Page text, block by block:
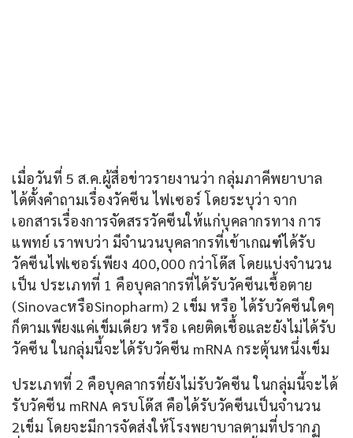
เมื่อวันที่ 5 ส.ค.ผู้สื่อข่าวรายงานว่า กลุ่มภาคีพยาบาล
ได้ตั้งคำถามเรื่องวัคซีน ไฟเซอร์ โดยระบุว่า จาก
เอกสารเรื่องการจัดสรรวัคซีนให้แก่บุคลากรทาง การ
แพทย์ เราพบว่า มีจำนวนบุคลากรที่เข้าเกณฑ์ได้รับ
วัคซีนไฟเซอร์เพียง 400,000 กว่าโด๊ส โดยแบ่งจำนวน
เป็น ประเภทที่ 1 คือบุคลากรที่ได้รับวัคซีนเชื้อตาย
(SinovacหรือSinopharm) 2 เข็ม หรือ ได้รับวัคซีนใดๆ
ก็ตามเพียงแค่เข็มเดียว หรือ เคยติดเชื้อและยังไม่ได้รับ
วัคซีน ในกลุ่มนี้จะได้รับวัคซีน mRNA กระตุ้นหนึ่งเข็ม
ประเภทที่ 2 คือบุคลากรที่ยังไม่รับวัคซีน ในกลุ่มนี้จะได้
รับวัคซีน mRNA ครบโด๊ส คือได้รับวัคซีนเป็นจำนวน
2เข็ม โดยจะมีการจัดส่งให้โรงพยาบาลตามที่ปรากฏ